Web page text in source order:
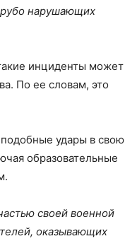
нарушающих
инциденты может
По ее словам, это
удары в свою
образовательные
своей военной
оказывающих